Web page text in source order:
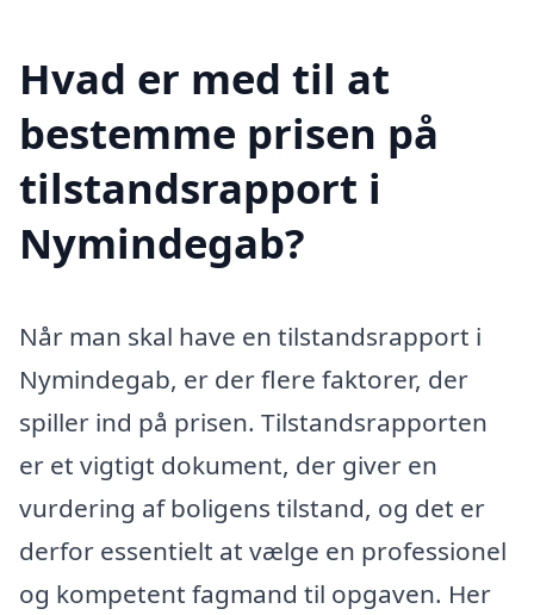
Hvad er med til at
bestemme prisen på
tilstandsrapport i
Nymindegab?
Når man skal have en tilstandsrapport i
Nymindegab, er der flere faktorer, der
spiller ind på prisen. Tilstandsrapporten
er et vigtigt dokument, der giver en
vurdering af boligens tilstand, og det er
derfor essentielt at vælge en professionel
og kompetent fagmand til opgaven. Her